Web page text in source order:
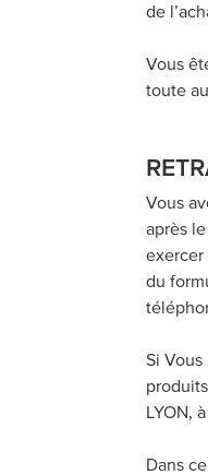
de
Vous
toute
Vous
après
du
Si
LYON,
Dans